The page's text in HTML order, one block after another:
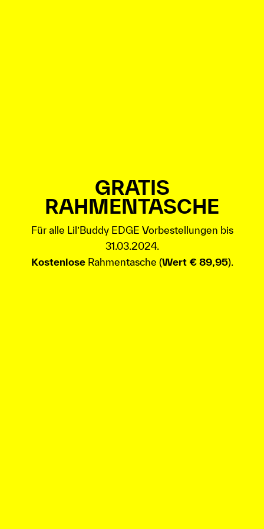
GRATIS
RAHMENTASCHE
Für alle Lil’Buddy EDGE Vorbestellungen bis
31.03.2024.
KostenloseRahmentasche (Wert € 89,95).